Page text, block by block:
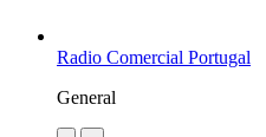
Radio Comercial Portugal
General